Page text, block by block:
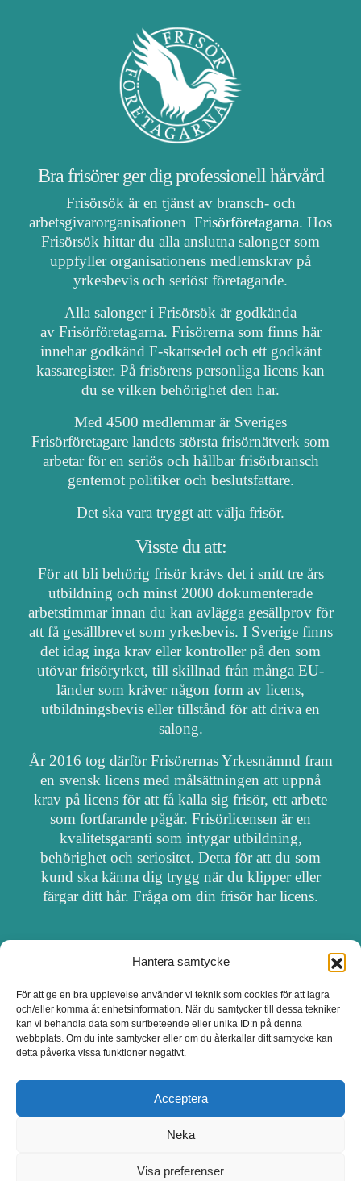
Hantera samtycke
För att ge en bra upplevelse använder vi teknik som cookies för att lagra
och/eller komma åt enhetsinformation. När du samtycker till dessa tekniker
kan vi behandla data som surfbeteende eller unika ID:n på denna
webbplats. Om du inte samtycker eller om du återkallar ditt samtycke kan
detta påverka vissa funktioner negativt.
Acceptera
Neka
Visa preferenser
Bra frisörer ger dig professionell hårvård
Frisörsök är en tjänst av bransch- och
arbetsgivarorganisationen Frisörföretagarna. Hos
Frisörsök hittar du alla anslutna salonger som
uppfyller organisationens medlemskrav på
yrkesbevis och seriöst företagande.
Alla salonger i Frisörsök är godkända
av Frisörföretagarna. Frisörerna som finns här
innehar godkänd F-skattsedel och ett godkänt
kassaregister. På frisörens personliga licens kan
du se vilken behörighet den har.
Med 4500 medlemmar är Sveriges
Frisörföretagare landets största frisörnätverk som
arbetar för en seriös och hållbar frisörbransch
gentemot politiker och beslutsfattare.
Det ska vara tryggt att välja frisör.
Visste du att:
För att bli behörig frisör krävs det i snitt tre års
utbildning och minst 2000 dokumenterade
arbetstimmar innan du kan avlägga gesällprov för
att få gesällbrevet som yrkesbevis. I Sverige finns
det idag inga krav eller kontroller på den som
utövar frisöryrket, till skillnad från många EU-
länder som kräver någon form av licens,
utbildningsbevis eller tillstånd för att driva en
salong.
År 2016 tog därför Frisörernas Yrkesnämnd fram
en svensk licens med målsättningen att uppnå
krav på licens för att få kalla sig frisör, ett arbete
som fortfarande pågår. Frisörlicensen är en
kvalitetsgaranti som intygar utbildning,
behörighet och seriositet. Detta för att du som
kund ska känna dig trygg när du klipper eller
färgar ditt hår. Fråga om din frisör har licens.
OM FRISÖRSÖK
UPPDATERA SALONG